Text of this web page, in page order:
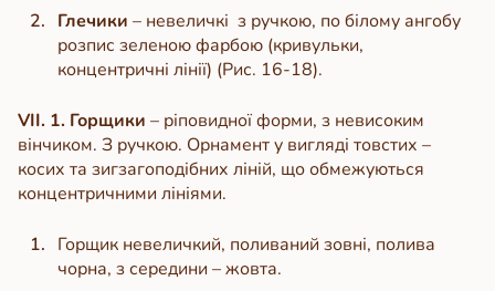
Глечики – невеличкі з ручкою, по білому ангобу
розпис зеленою фарбою (кривульки,
концентричні лінії) (Рис. 16-18).
VII. 1. Горщики – ріповидної форми, з невисоким
вінчиком. З ручкою. Орнамент у вигляді товстих –
косих та зигзагоподібних ліній, що обмежуються
концентричними лініями.
Горщик невеличкий, поливаний зовні, полива
чорна, з середини – жовта.